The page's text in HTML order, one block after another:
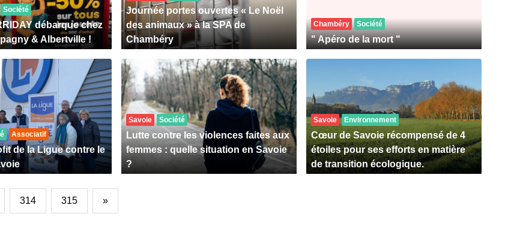
Société
débarque chez
& Albertville !
Journée portes ouvertes « Le Noël
des animaux » à la SPA de
Chambéry
Chambéry Société
" Apéro de la mort "
Associatif
de la Ligue contre le
Savoie Société
Lutte contre les violences faites aux
femmes : quelle situation en Savoie
?
Savoie Environnement
Cœur de Savoie récompensé de 4
étoiles pour ses efforts en matière
de transition écologique.
314 315 »